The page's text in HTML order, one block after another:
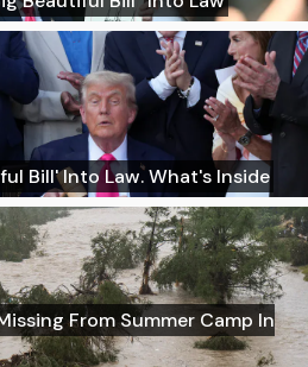
Bill' Into Law. What's Inside
From Summer Camp In